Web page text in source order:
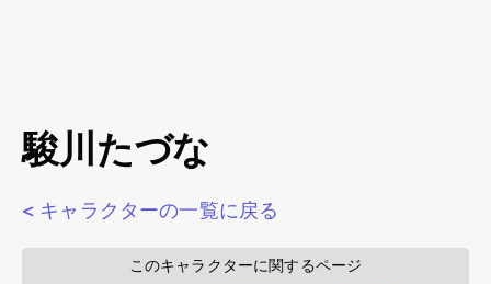
駿川たづな
< キャラクターの一覧に戻る
        このキャラクターに関するページ